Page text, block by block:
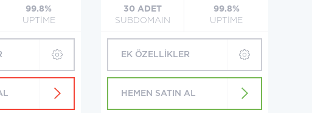
99.8%
UPTİME
30 ADET
SUBDOMAIN
99.8%
UPTİME
EK ÖZELLİKLER
HEMEN SATIN AL